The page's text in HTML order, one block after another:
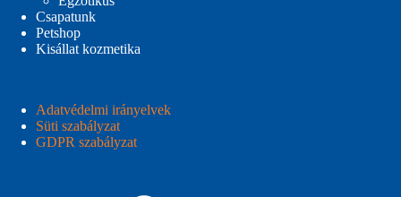
Csapatunk
Petshop
Kisállat kozmetika
Adatvédelmi irányelvek
Süti szabályzat
GDPR szabályzat